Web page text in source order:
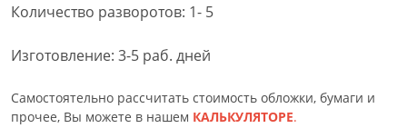
Количество разворотов: 1- 5
Изготовление: 3-5 раб. дней
Самостоятельно рассчитать стоимость обложки, бумаги и
прочее, Вы можете в нашем КАЛЬКУЛЯТОРЕ.